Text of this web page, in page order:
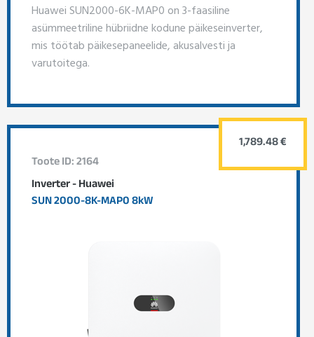
Huawei SUN2000-6K-MAP0 on 3-faasiline
asümmeetriline hübriidne kodune päikeseinverter,
mis töötab päikesepaneelide, akusalvesti ja
varutoitega.
Toote ID: 2164
Inverter - Huawei
SUN 2000-8K-MAP0 8kW
1,789.48 €